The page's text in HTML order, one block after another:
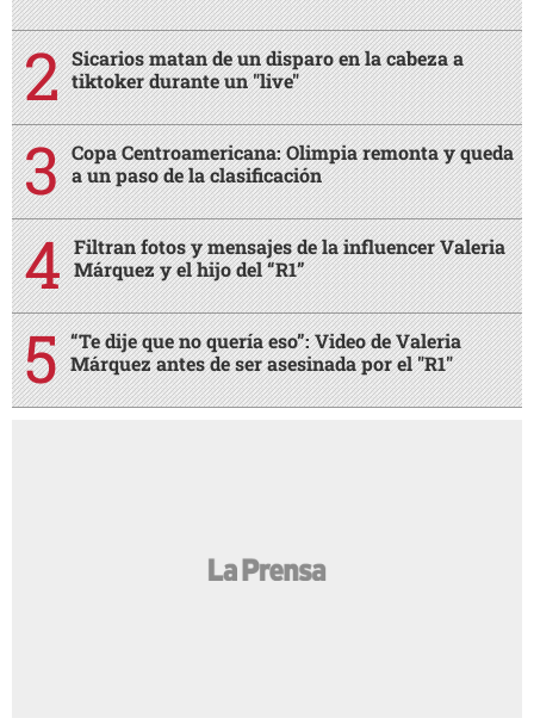
Sicarios matan de un disparo en la cabeza a
tiktoker durante un "live"
Copa Centroamericana: Olimpia remonta y queda
a un paso de la clasificación
Filtran fotos y mensajes de la influencer Valeria
Márquez y el hijo del “R1”
“Te dije que no quería eso”: Video de Valeria
Márquez antes de ser asesinada por el "R1"